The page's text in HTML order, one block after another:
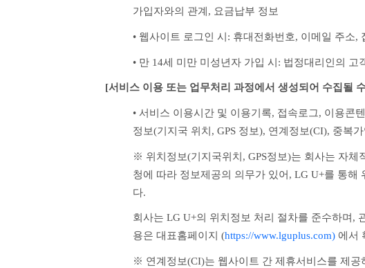
가입자와의 관계, 요금납부 정보
• 웹사이트 로그인 시: 휴대전화번호, 이메일 주소,
• 만 14세 미만 미성년자 가입 시: 법정대리인의
[서비스 이용 또는 업무처리 과정에서 생성되어 수집될
• 서비스 이용시간 및 이용기록, 접속로그, 이용콘
정보(기지국 위치, GPS 정보), 연계정보(CI), 중복
※ 위치정보(기지국위치, GPS정보)는 회사는 자
청에 따라 정보제공의 의무가 있어, LG U+를 통해
다.
회사는 LG U+의 위치정보 처리 절차를 준수하며,
용은 대표홈페이지 (https://www.lguplus.com) 에서
※ 연계정보(CI)는 웹사이트 간 제휴서비스를 제